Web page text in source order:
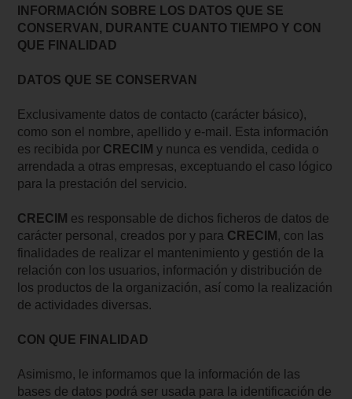
INFORMACIÓN SOBRE LOS DATOS QUE SE
CONSERVAN, DURANTE CUANTO TIEMPO Y CON
QUE FINALIDAD
DATOS QUE SE CONSERVAN
Exclusivamente datos de contacto (carácter básico),
como son el nombre, apellido y e-mail. Esta información
es recibida por CRECIM y nunca es vendida, cedida o
arrendada a otras empresas, exceptuando el caso lógico
para la prestación del servicio.
CRECIM es responsable de dichos ficheros de datos de
carácter personal, creados por y para CRECIM , con las
finalidades de realizar el mantenimiento y gestión de la
relación con los usuarios, información y distribución de
los productos de la organización, así como la realización
de actividades diversas.
CON QUE FINALIDAD
Asimismo, le informamos que la información de las
bases de datos podrá ser usada para la identificación de